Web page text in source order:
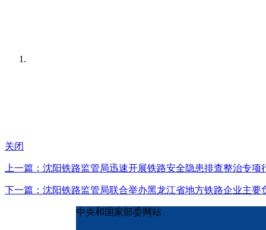
关闭
上一篇：沈阳铁路监管局迅速开展铁路安全隐患排查整治专项
下一篇：沈阳铁路监管局联合举办黑龙江省地方铁路企业主要
中央和国家部委网站